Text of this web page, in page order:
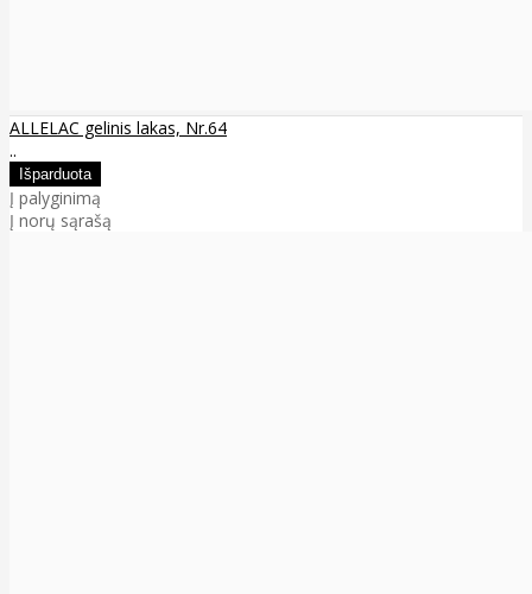
ALLELAC gelinis lakas, Nr.64
..
Į palyginimą
Į norų sąrašą